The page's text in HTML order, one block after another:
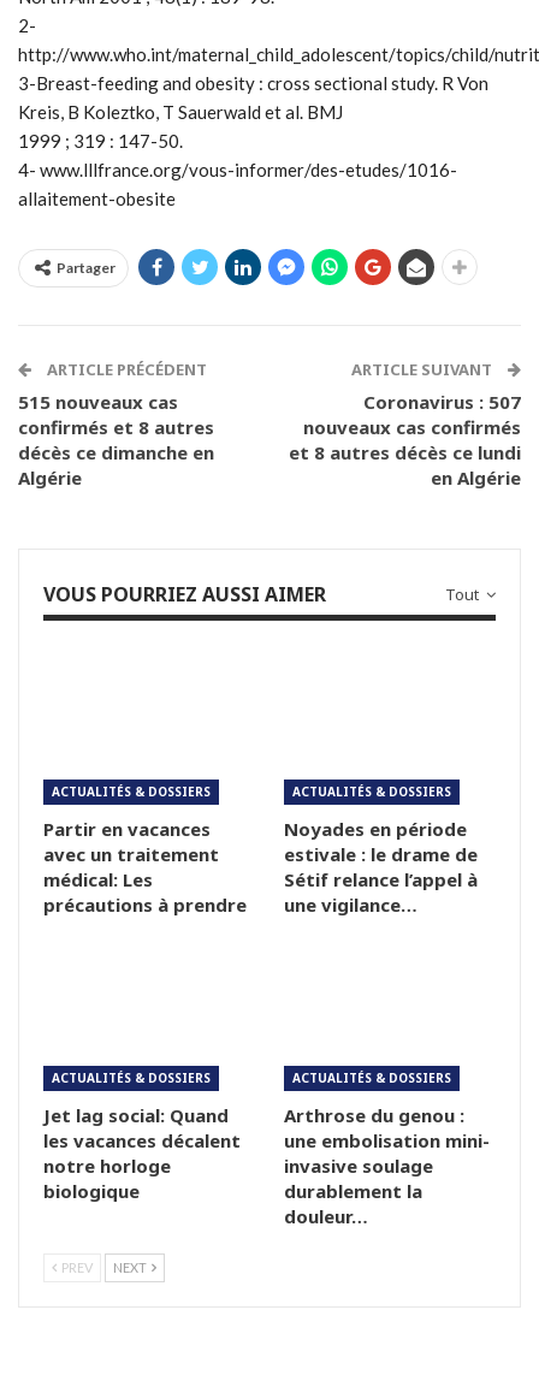
2-
http://www.who.int/maternal_child_adolescent/topics/child/
3-Breast-feeding and obesity : cross sectional study. R Von
Kreis, B Koleztko, T Sauerwald et al. BMJ
1999 ; 319 : 147-50.
4- www.lllfrance.org/vous-informer/des-etudes/1016-
allaitement-obesite
Partager
ARTICLE PRÉCÉDENT
515 nouveaux cas
confirmés et 8 autres
décès ce dimanche en
Algérie
ARTICLE SUIVANT
Coronavirus : 507
nouveaux cas confirmés
et 8 autres décès ce lundi
en Algérie
Tout
VOUS POURRIEZ AUSSI AIMER
ACTUALITÉS & DOSSIERS
Partir en vacances
avec un traitement
médical: Les
précautions à prendre
ACTUALITÉS & DOSSIERS
Noyades en période
estivale : le drame de
Sétif relance l’appel à
une vigilance…
ACTUALITÉS & DOSSIERS
Jet lag social: Quand
les vacances décalent
notre horloge
biologique
ACTUALITÉS & DOSSIERS
Arthrose du genou :
une embolisation mini-
invasive soulage
durablement la
douleur…
PREV NEXT